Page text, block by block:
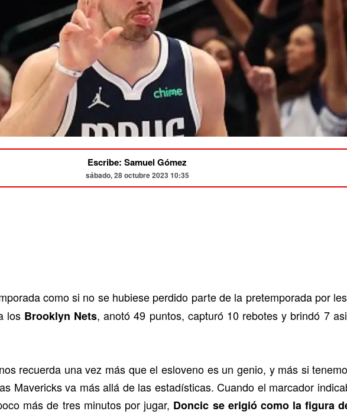
Escribe: Samuel Gómez
sábado, 28 octubre 2023 10:35
como si no se hubiese perdido parte de la pretemporada por
los Brooklyn Nets, anotó 49 puntos, capturó 10 rebotes y brindó 7
recuerda una vez más que el esloveno es un genio, y más si
Mavericks va más allá de las estadísticas. Cuando el marcador
más de tres minutos por jugar, Doncic se erigió como la figura